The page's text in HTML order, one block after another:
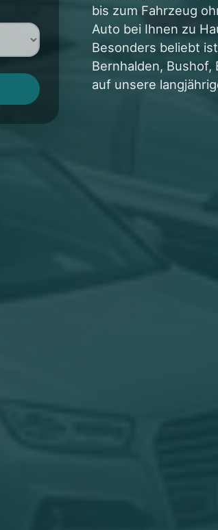
bis zum Fahrzeug
Auto bei Ihnen zu
Besonders beliebt
Bernhalden,
auf unsere